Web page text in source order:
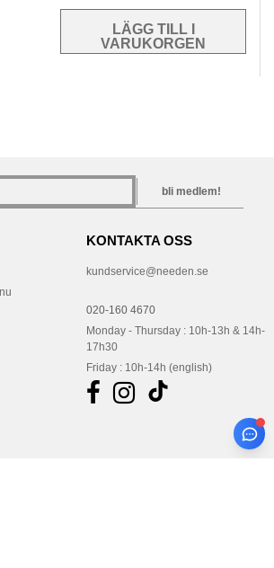
bli medlem!
KONTAKTA OSS
kundservice@needen.se
020-160 4670
Monday - Thursday : 10h-13h & 14h-
17h30
Friday : 10h-14h (english)